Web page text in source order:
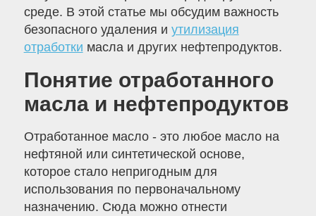
среде. В этой статье мы обсудим важность
безопасного удаления и утилизация
отработки масла и других нефтепродуктов.
Понятие отработанного
масла и нефтепродуктов
Отработанное масло - это любое масло на
нефтяной или синтетической основе,
которое стало непригодным для
использования по первоначальному
назначению. Сюда можно отнести